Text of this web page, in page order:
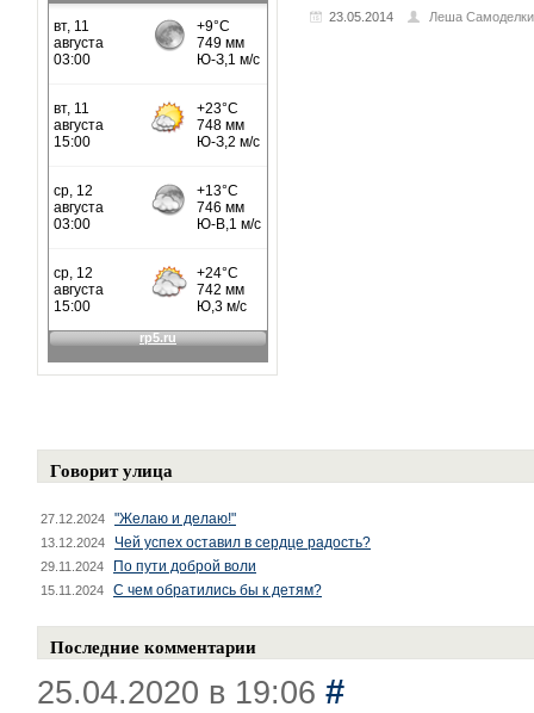
23.05.2014 Леша
Говорит улица
27.12.2024 "Желаю и делаю!"
13.12.2024 Чей успех оставил в сердце радость?
29.11.2024 По пути доброй воли
15.11.2024 С чем обратились бы к детям?
Последние комментарии
25.04.2020 в 19:06 #